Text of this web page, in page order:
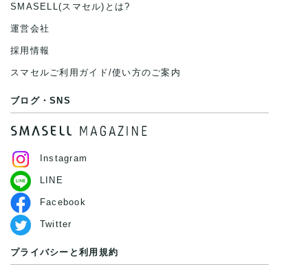
SMASELL(スマセル)とは?
運営会社
採用情報
スマセルご利用ガイド/使い方のご案内
ブログ・SNS
Instagram
LINE
Facebook
Twitter
プライバシーと利用規約